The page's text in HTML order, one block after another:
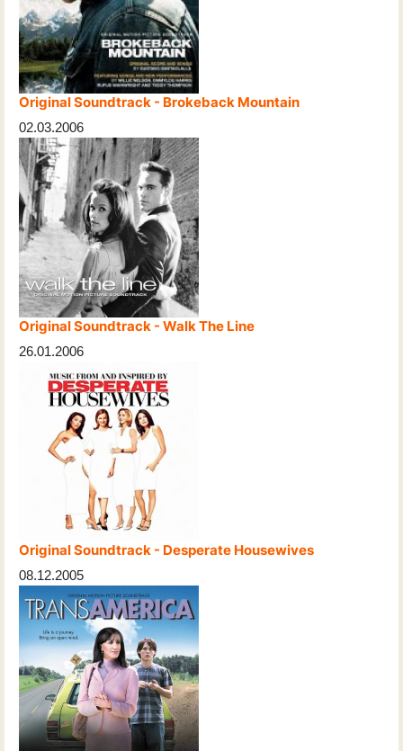
Original Soundtrack - Brokeback Mountain
02.03.2006
Original Soundtrack - Walk The Line
26.01.2006
Original Soundtrack - Desperate Housewives
08.12.2005